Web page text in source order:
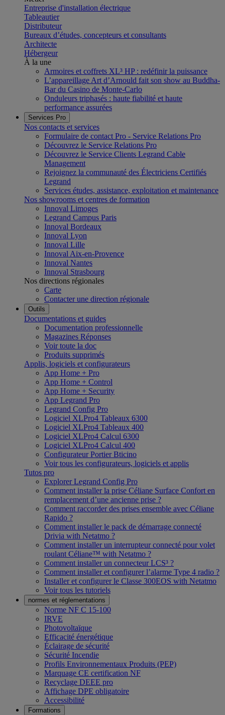
Entreprise d'installation électrique
Tableautier
Distributeur
Bureaux d’études, concepteurs et consultants
Architecte
Hébergeur
À la une
Armoires et coffrets XL³ HP : redéfinir la puissance
L’appareillage Art d’Arnould fait son show au Buddha-
Bar du Casino de Monte-Carlo
Onduleurs triphasés : haute fiabilité et haute
performance assurées
Services Pro
Nos contacts et services
Formulaire de contact Pro - Service Relations Pro
Découvrez le Service Relations Pro
Découvrez le Service Clients Legrand Cable
Management
Rejoignez la communauté des Électriciens Certifiés
Legrand
Services études, assistance, exploitation et maintenance
Nos showrooms et centres de formation
Innoval Limoges
Legrand Campus Paris
Innoval Bordeaux
Innoval Lyon
Innoval Lille
Innoval Aix-en-Provence
Innoval Nantes
Innoval Strasbourg
Nos directions régionales
Carte
Contacter une direction régionale
Outils
Documentations et guides
Documentation professionnelle
Magazines Réponses
Voir toute la doc
Produits supprimés
Applis, logiciels et configurateurs
App Home + Pro
App Home + Control
App Home + Security
App Legrand Pro
Legrand Config Pro
Logiciel XLPro4 Tableaux 6300
Logiciel XLPro4 Tableaux 400
Logiciel XLPro4 Calcul 6300
Logiciel XLPro4 Calcul 400
Configurateur Portier Bticino
Voir tous les configurateurs, logiciels et applis
Tutos pro
Explorer Legrand Config Pro
Comment installer la prise Céliane Surface Confort en
remplacement d’une ancienne prise ?
Comment raccorder des prises ensemble avec Céliane
Rapido ?
Comment installer le pack de démarrage connecté
Drivia with Netatmo ?
Comment installer un interrupteur connecté pour volet
roulant Céliane™ with Netatmo ?
Comment installer un connecteur LCS³ ?
Comment installer et configurer l’alarme Type 4 radio ?
Installer et configurer le Classe 300EOS with Netatmo
Voir tous les tutoriels
normes et réglementations
Norme NF C 15-100
IRVE
Photovoltaïque
Efficacité énergétique
Éclairage de sécurité
Sécurité Incendie
Profils Environnementaux Produits (PEP)
Marquage CE certification NF
Recyclage DEEE pro
Affichage DPE obligatoire
Accessibilité
Formations